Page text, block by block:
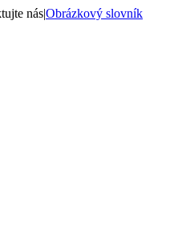
nás|Obrázkový slovník